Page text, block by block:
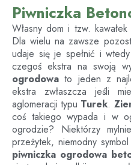
Piwniczka
Własny dom i tzw.
Dla wielu na zawsze
udaje się je spełnić i
czegoś ekstra na swoją
ogrodowa to jeden z
ekstra zwłaszcza jeśli
aglomeracji typu Turek.
coś takiego wypada i w
ogrodzie? Niektórzy
przeżytek, niemodny
piwniczka ogrodowa